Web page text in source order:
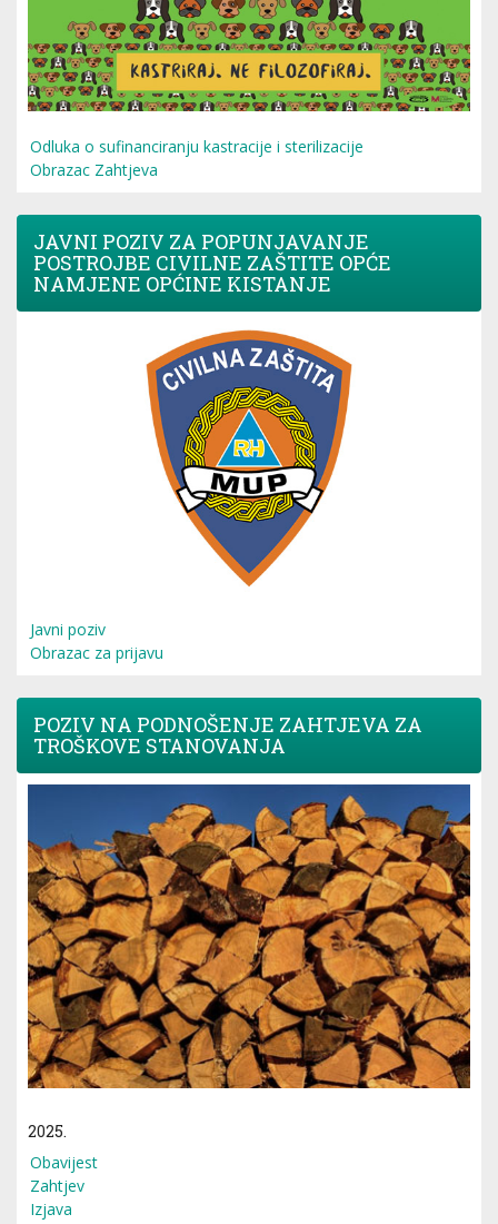
Odluka o sufinanciranju kastracije i sterilizacije
Obrazac Zahtjeva
JAVNI POZIV ZA POPUNJAVANJE
POSTROJBE CIVILNE ZAŠTITE OPĆE
NAMJENE OPĆINE KISTANJE
Javni poziv
Obrazac za prijavu
POZIV NA PODNOŠENJE ZAHTJEVA ZA
TROŠKOVE STANOVANJA
2025.
Obavijest
Zahtjev
Izjava